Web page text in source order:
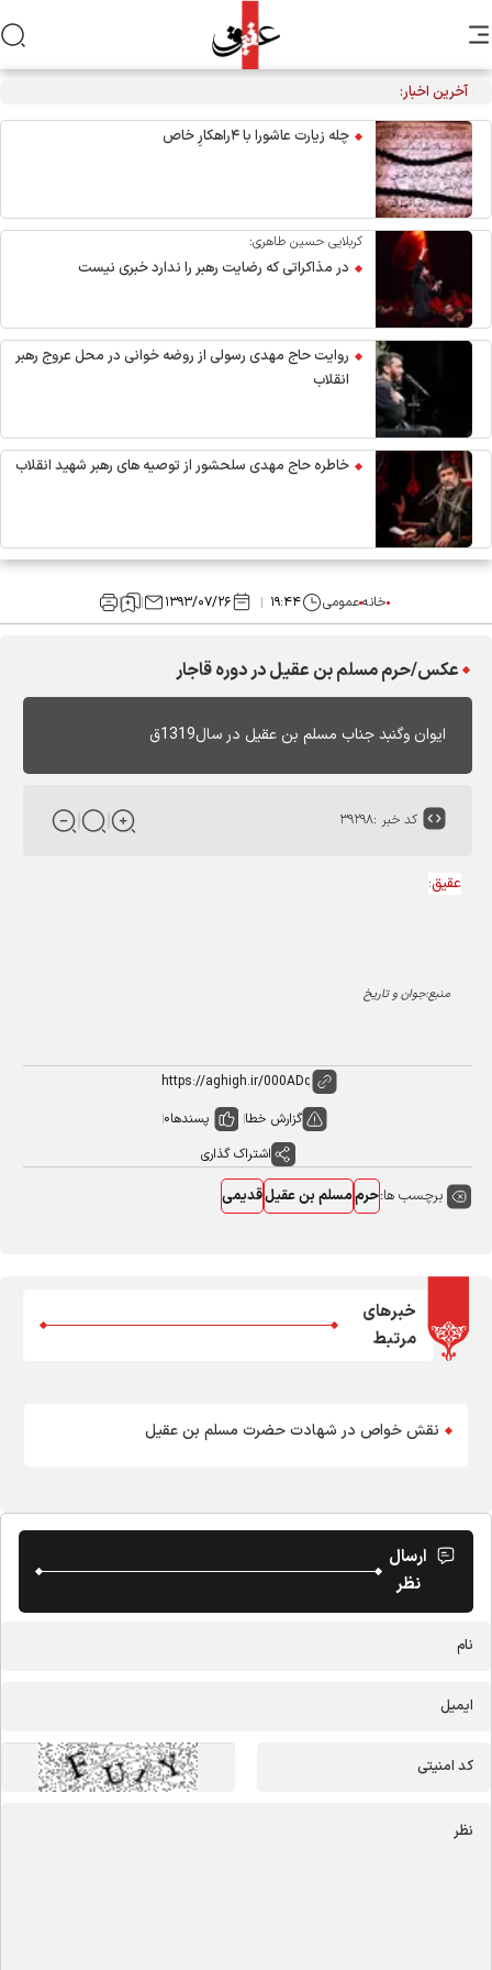
آخرین اخبار:
چله زیارت عاشورا با ۴راهکارِ خاص
کربلایی حسین طاهری:
در مذاکراتی که رضایت رهبر را ندارد خبری نیست
روایت حاج مهدی رسولی از روضه خوانی در محل عروج رهبر
انقلاب
خاطره حاج مهدی سلحشور از توصیه های رهبر شهید انقلاب
خانهعمومی ۱۹:۴۴ ۱۳۹۳/۰۷/۲۶
عکس/حرم مسلم بن عقیل در دوره قاجار
ایوان وگنبد جناب مسلم بن عقیل در سال1319ق
کد خبر :۳۹۲۹۸
عقیق:
منبع:جوان و تاریخ
گزارش خطا پسندها0
اشتراک گذاری
برچسب ها:حرممسلم بن عقیلقدیمی
خبرهای
مرتبط
نقش خواص در شهادت حضرت مسلم بن عقیل
ارسال
نظر